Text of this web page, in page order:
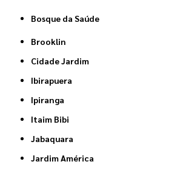
Bosque da Saúde
Brooklin
Cidade Jardim
Ibirapuera
Ipiranga
Itaim Bibi
Jabaquara
Jardim América